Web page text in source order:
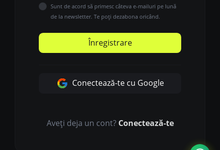
Sunt de acord să primesc câteva e-mailuri pe lună
de la newsletter. Te poți dezabona oricând.
Înregistrare
Conectează-te cu Google
Aveți deja un cont? Conectează-te